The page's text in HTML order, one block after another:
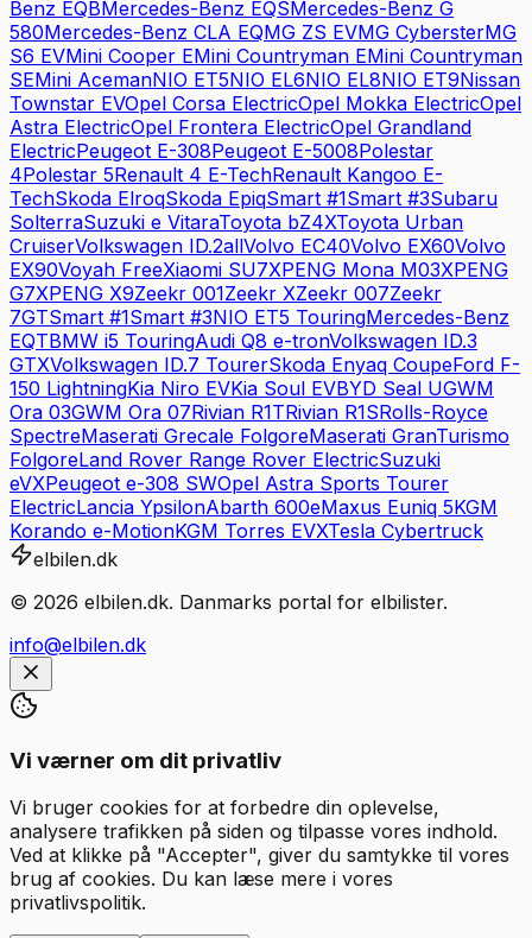
Benz EQBMercedes-Benz EQSMercedes-Benz G
580Mercedes-Benz CLA EQMG ZS EVMG CybersterMG
S6 EVMini Cooper EMini Countryman EMini Countryman
SEMini AcemanNIO ET5NIO EL6NIO EL8NIO ET9Nissan
Townstar EVOpel Corsa ElectricOpel Mokka ElectricOpel
Astra ElectricOpel Frontera ElectricOpel Grandland
ElectricPeugeot E-308Peugeot E-5008Polestar
4Polestar 5Renault 4 E-TechRenault Kangoo E-
TechSkoda ElroqSkoda EpiqSmart #1Smart #3Subaru
SolterraSuzuki e VitaraToyota bZ4XToyota Urban
CruiserVolkswagen ID.2allVolvo EC40Volvo EX60Volvo
EX90Voyah FreeXiaomi SU7XPENG Mona M03XPENG
G7XPENG X9Zeekr 001Zeekr XZeekr 007Zeekr
7GTSmart #1Smart #3NIO ET5 TouringMercedes-Benz
EQTBMW i5 TouringAudi Q8 e-tronVolkswagen ID.3
GTXVolkswagen ID.7 TourerSkoda Enyaq CoupeFord F-
150 LightningKia Niro EVKia Soul EVBYD Seal UGWM
Ora 03GWM Ora 07Rivian R1TRivian R1SRolls-Royce
SpectreMaserati Grecale FolgoreMaserati GranTurismo
FolgoreLand Rover Range Rover ElectricSuzuki
eVXPeugeot e-308 SWOpel Astra Sports Tourer
ElectricLancia YpsilonAbarth 600eMaxus Euniq 5KGM
Korando e-MotionKGM Torres EVXTesla Cybertruck
elbilen.dk
© 2026 elbilen.dk. Danmarks portal for elbilister.
info@elbilen.dk
Vi værner om dit privatliv
Vi bruger cookies for at forbedre din oplevelse,
analysere trafikken på siden og tilpasse vores indhold.
Ved at klikke på "Accepter", giver du samtykke til vores
brug af cookies. Du kan læse mere i vores
privatlivspolitik.